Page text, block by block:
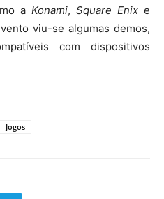
a Konami, Square Enix e
viu-se algumas demos,
com dispositivos
Jogos